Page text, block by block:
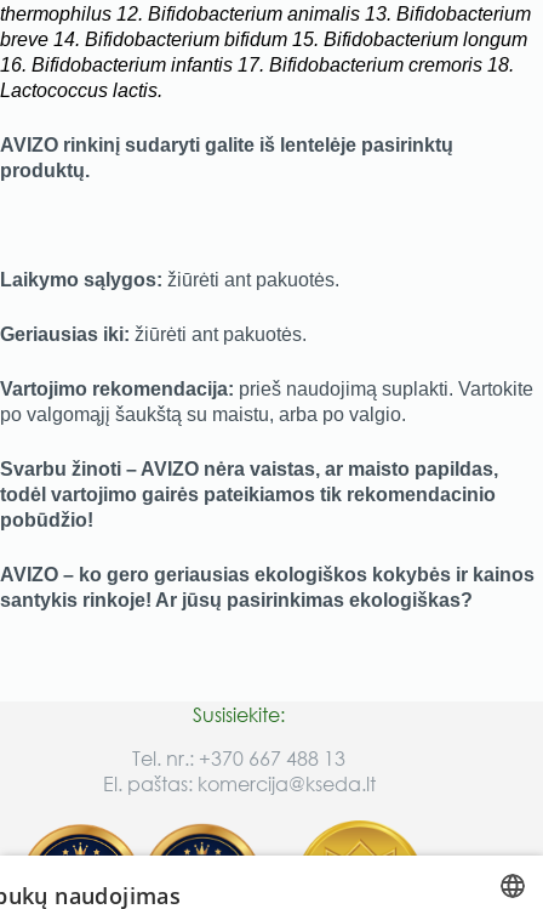
thermophilus 12. Bifidobacterium animalis 13. Bifidobacterium
breve 14. Bifidobacterium bifidum 15. Bifidobacterium longum
16. Bifidobacterium infantis 17. Bifidobacterium cremoris 18.
Lactococcus lactis.
AVIZO rinkinį sudaryti galite iš lentelėje pasirinktų
produktų.
Laikymo sąlygos: žiūrėti ant pakuotės.
Geriausias iki: žiūrėti ant pakuotės.
Vartojimo rekomendacija: prieš naudojimą suplakti. Vartokite
po valgomąjį šaukštą su maistu, arba po valgio.
Svarbu žinoti – AVIZO nėra vaistas, ar maisto papildas,
todėl vartojimo gairės pateikiamos tik rekomendacinio
pobūdžio!
AVIZO – ko gero geriausias ekologiškos kokybės ir kainos
santykis rinkoje! Ar jūsų pasirinkimas ekologiškas?
Susisiekite:
Tel. nr.: +370 667 488 13
El. paštas: komercija@kseda.lt
naudojimas